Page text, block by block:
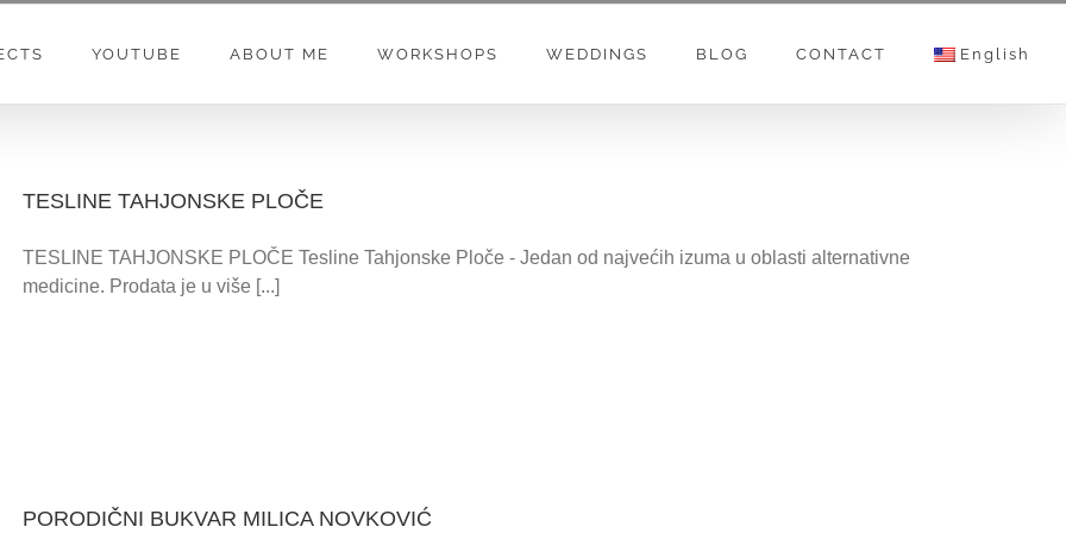
YOUTUBE ABOUT ME WORKSHOPS WEDDINGS BLOG CONTACT English
TESLINE TAHJONSKE PLOČE
TESLINE TAHJONSKE PLOČE Tesline Tahjonske Ploče - Jedan od najvećih izuma u oblasti alternativne
medicine. Prodata je u više [...]
PORODIČNI BUKVAR MILICA NOVKOVIĆ